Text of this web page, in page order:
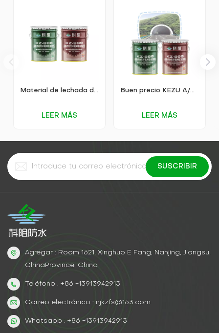
Material de lechada de resina epoxi modificada KEZU A/B
LEER MÁS
Buen precio KEZU A/B material de lechada de resina epoxi modificada
LEER MÁS
Agregar : Room 1621, Xinghuo E Fang, Nanjing, Jiangsu,
ChinaProvince, China
Teléfono : +86 -13913942913
Correo electrónico : njkzfs@163.com
Whatsapp : +86 -13913942913